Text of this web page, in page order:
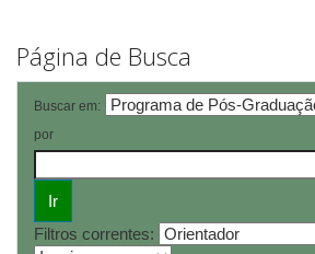
Página de Busca
Buscar em:
por
Filtros correntes: